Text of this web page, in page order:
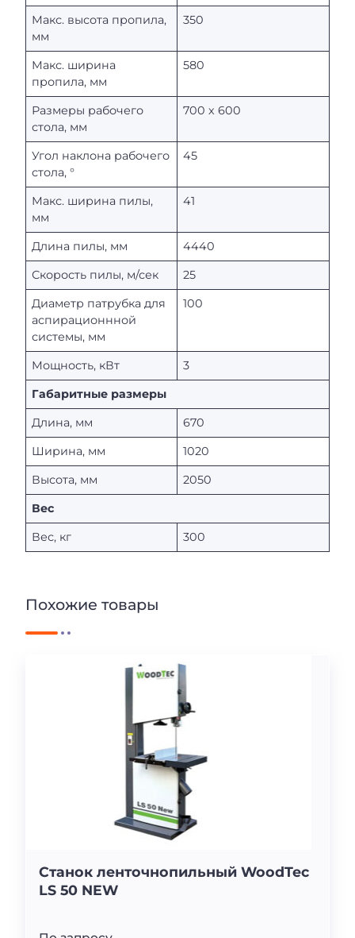
Макс. высота пропила,
мм
350
Макс. ширина
пропила, мм
580
Размеры рабочего
стола, мм
700 х 600
Угол наклона рабочего
стола, °
45
Макс. ширина пилы,
мм
41
Длина пилы, мм
4440
Скорость пилы, м/сек
25
Диаметр патрубка для
аспирационнной
системы, мм
100
Мощность, кВт
3
Габаритные размеры
Длина, мм
670
Ширина, мм
1020
Высота, мм
2050
Вес
Вес, кг
300
Похожие товары
Станок ленточнопильный WoodTec
LS 50 NEW